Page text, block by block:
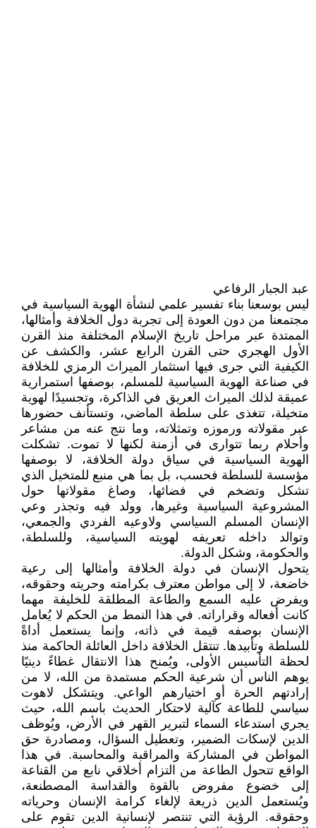
عبد الجبار الرفاعي
ليس بوسعنا بناء تفسير علمي لنشأة الهوية السياسية في
مجتمعنا من دون العودة إلى تجربة دول الخلافة وأمثالها،
الممتدة عبر مراحل تاريخ الإسلام المختلفة منذ القرن
الأول الهجري حتى القرن الرابع عشر، والكشف عن
الكيفية التي جرى فيها استثمار الميراث الرمزي للخلافة
في صناعة الهوية السياسية للمسلم، بوصفها استمرارية
عميقة لذلك الميراث العريق في الذاكرة، وتجسيدًا لهوية
متخيلة، تتغذى على سلطة الماضي، وتستأنف حضورها
عبر مقولاته ورموزه وتمثلاته، وما نتج عنه من مشاعر
وأحلام ربما تتوارى في أزمنة لكنها لا تموت. تشكلت
الهوية السياسية في سياق دولة الخلافة، لا بوصفها
مؤسسة للسلطة فحسب، بل بما هي منبع للمتخيل الذي
تشكل وتضخم في فضائها، وصاغ مقولاتها حول
المشروعية السياسية وغيرها، وولد فيه وتجذر وعي
الإنسان المسلم السياسي ولاوعيه الفردي والجمعي،
وتوالد داخله تعريفه لهويته السياسية، وللسلطة،
والحكومة، وشكل الدولة.
يتحول الإنسان في دولة الخلافة وأمثالها إلى رعية
خاضعة، لا إلى مواطن معترف بكرامته وحريته وحقوقه،
ويفرض عليه السمع والطاعة المطلقة للخليفة مهما
كانت أفعاله وقراراته. في هذا النمط من الحكم لا يُعامل
الإنسان بوصفه قيمة في ذاته، وإنما يستعمل أداةً
للسلطة وتأبيدها. تنتقل الخلافة داخل العائلة الحاكمة منذ
لحظة التأسيس الأولى، ويُمنح هذا الانتقال غطاءً دينيًا
يوهم الناس أن شرعية الحكم مستمدة من الله، لا من
إرادتهم الحرة أو اختيارهم الواعي. ويتشكل لاهوت
سياسي للطاعة كآلية لاحتكار الحديث باسم الله، حيث
يجري استدعاء السماء لتبرير القهر في الأرض، ويُوظف
الدين لإسكات الضمير، وتعطيل السؤال، ومصادرة حق
المواطن في المشاركة والمراقبة والمحاسبة. في هذا
الواقع تتحول الطاعة من التزام أخلاقي نابع من القناعة
إلى خضوع مفروض بالقوة والقداسة المصطنعة،
ويُستعمل الدين ذريعة لإلغاء كرامة الإنسان وحرياته
وحقوقه. الرؤية التي تنتصر لإنسانية الدين تقوم على